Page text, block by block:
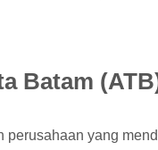
Batam
perusahaan yang